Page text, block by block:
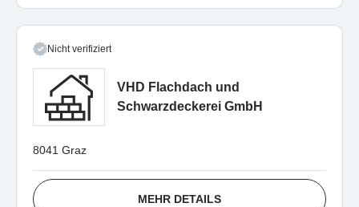
Nicht verifiziert
VHD Flachdach und
Schwarzdeckerei GmbH
8041 Graz
MEHR DETAILS